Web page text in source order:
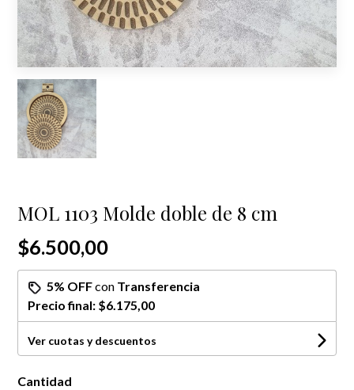
MOL 1103 Molde doble de 8 cm
$6.500,00
5% OFFcon Transferencia
Precio final: $6.175,00
Ver cuotas y descuentos
Cantidad